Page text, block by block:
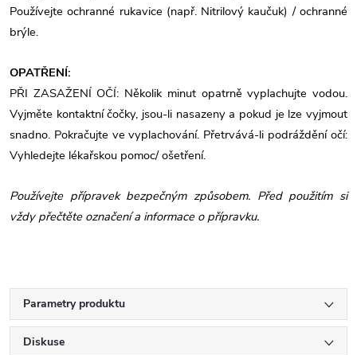
Používejte ochranné rukavice (např. Nitrilový kaučuk) / ochranné
brýle.
OPATŘENÍ:
PŘI ZASAŽENÍ OČÍ: Několik minut opatrně vyplachujte vodou.
Vyjměte kontaktní čočky, jsou-li nasazeny a pokud je lze vyjmout
snadno. Pokračujte ve vyplachování. Přetrvává-li podráždění očí:
Vyhledejte lékařskou pomoc/ ošetření.
Používejte přípravek bezpečným způsobem. Před použitím si
vždy přečtěte označení a informace o přípravku.
Parametry produktu
Diskuse